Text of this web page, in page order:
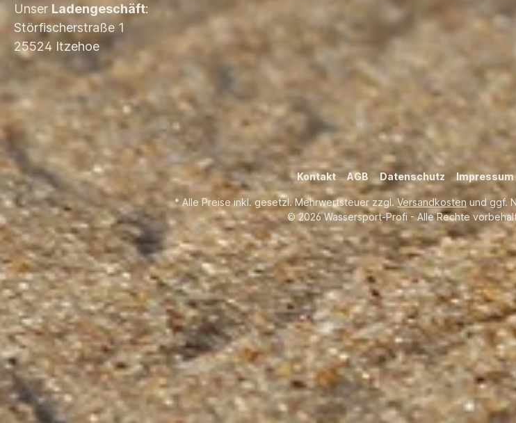
Unser Ladengeschäft:
Störfischerstraße 1
25524 Itzehoe
Kontakt AGB Datenschutz Impressum
* Alle Preise inkl. gesetzl. Mehrwertsteuer zzgl.Versandkosten und ggf.
© 2026 Wassersport-Profi - Alle Rechte